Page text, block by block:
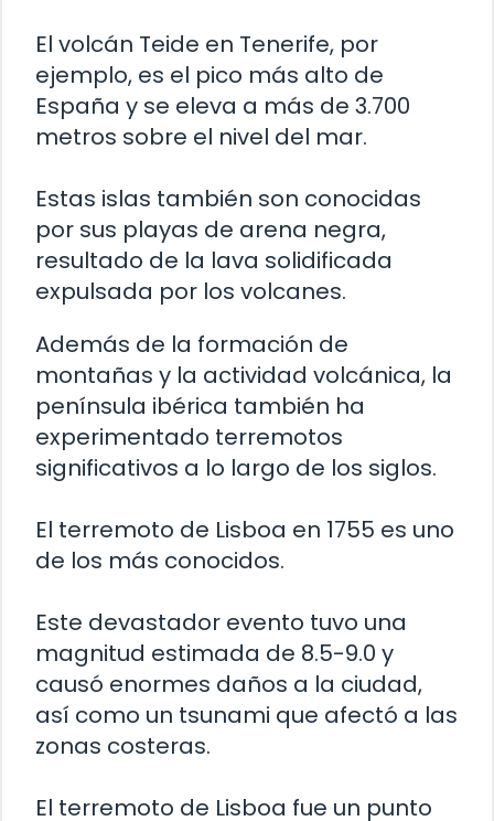
El volcán Teide en Tenerife, por
ejemplo, es el pico más alto de
España y se eleva a más de 3.700
metros sobre el nivel del mar.
Estas islas también son conocidas
por sus playas de arena negra,
resultado de la lava solidificada
expulsada por los volcanes.
Además de la formación de
montañas y la actividad volcánica, la
península ibérica también ha
experimentado terremotos
significativos a lo largo de los siglos.
El terremoto de Lisboa en 1755 es uno
de los más conocidos.
Este devastador evento tuvo una
magnitud estimada de 8.5-9.0 y
causó enormes daños a la ciudad,
así como un tsunami que afectó a las
zonas costeras.
El terremoto de Lisboa fue un punto